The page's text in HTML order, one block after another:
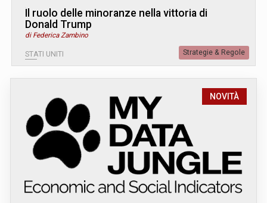
Il ruolo delle minoranze nella vittoria di
Donald Trump
di Federica Zambino
STATI UNITI Strategie & Regole
NOVITÀ